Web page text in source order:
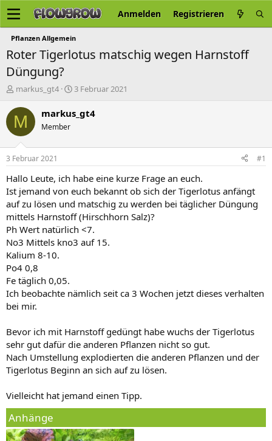
Anmelden Registrieren
Pflanzen Allgemein
Roter Tigerlotus matschig wegen Harnstoff
Düngung?
E
s
t
l
e
r
markus_gt4
E
s
t
t
a
3 Februar 2021
M markus_gt4
Member
3 Februar 2021 #1
Hallo Leute, ich habe eine kurze Frage an euch.
Ist jemand von euch bekannt ob sich der Tigerlotus anfängt
auf zu lösen und matschig zu werden bei täglicher Düngung
mittels Harnstoff (Hirschhorn Salz)?
Ph Wert natürlich <7.
No3 Mittels kno3 auf 15.
Kalium 8-10.
Po4 0,8
Fe täglich 0,05.
Ich beobachte nämlich seit ca 3 Wochen jetzt dieses verhalten
bei mir.
Bevor ich mit Harnstoff gedüngt habe wuchs der Tigerlotus
sehr gut dafür die anderen Pflanzen nicht so gut.
Nach Umstellung explodierten die anderen Pflanzen und der
Tigerlotus Beginn an sich auf zu lösen.
Vielleicht hat jemand einen Tipp.
Anhänge